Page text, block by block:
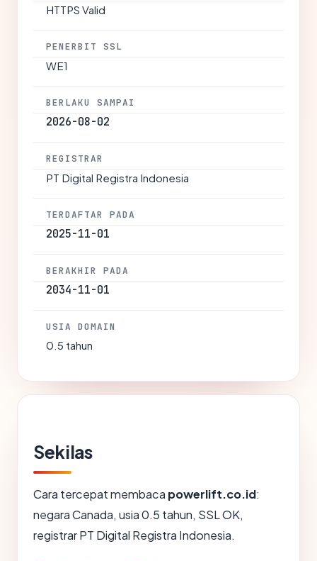
HTTPS Valid
PENERBIT SSL
WE1
BERLAKU SAMPAI
2026-08-02
REGISTRAR
PT Digital Registra Indonesia
TERDAFTAR PADA
2025-11-01
BERAKHIR PADA
2034-11-01
USIA DOMAIN
0.5 tahun
Sekilas
Cara tercepat membaca powerlift.co.id:
negara Canada, usia 0.5 tahun, SSL OK,
registrar PT Digital Registra Indonesia.